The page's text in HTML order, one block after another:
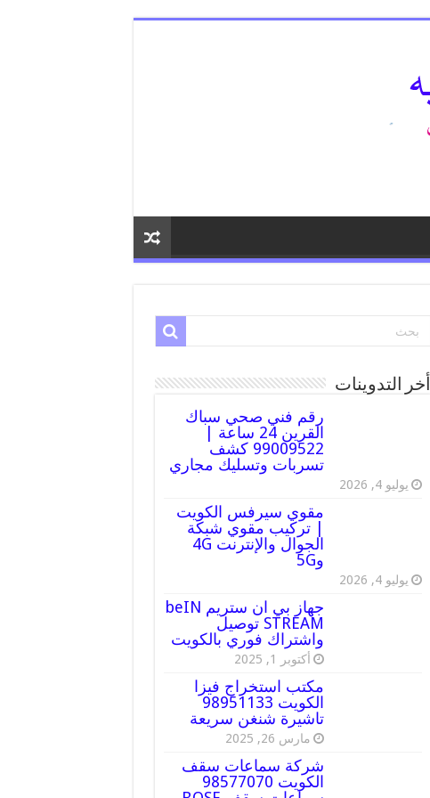
أخر التدوينات
رقم فني صحي سباك
القرين 24 ساعة |
99009522 كشف
تسربات وتسليك مجاري
يوليو 4, 2026
مقوي سيرفس الكويت
| تركيب مقوي شبكة
الجوال والإنترنت 4G
و5G
يوليو 4, 2026
جهاز بي ان ستريم beIN
STREAM توصيل
واشتراك فوري بالكويت
أكتوبر 1, 2025
مكتب استخراج فيزا
الكويت 98951133
تاشيرة شنغن سريعة
مارس 26, 2025
شركة سماعات سقف
الكويت 98577070